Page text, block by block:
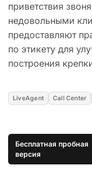
приветствия
недовольными
предоставляют
по этикету для
построения
LiveAgent Call Center
Бесплатная пробная
версия